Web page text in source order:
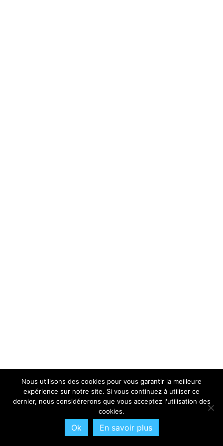
Nous utilisons des cookies pour vous garantir la meilleure
expérience sur notre site. Si vous continuez à utiliser ce
dernier, nous considérerons que vous acceptez l'utilisation des
cookies.
Ok En savoir plus